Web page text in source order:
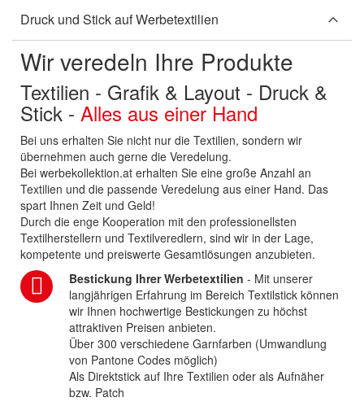
Druck und Stick auf Werbetextilien
Wir veredeln Ihre Produkte
Textilien - Grafik & Layout - Druck &
Stick - Alles aus einer Hand
Bei uns erhalten Sie nicht nur die Textilien, sondern wir
übernehmen auch gerne die Veredelung.
Bei werbekollektion.at erhalten Sie eine große Anzahl an
Textilien und die passende Veredelung aus einer Hand. Das
spart Ihnen Zeit und Geld!
Durch die enge Kooperation mit den professionellsten
Textilherstellern und Textilveredlern, sind wir in der Lage,
kompetente und preiswerte Gesamtlösungen anzubieten.
Bestickung Ihrer Werbetextilien - Mit unserer
langjährigen Erfahrung im Bereich Textilstick können
wir Ihnen hochwertige Bestickungen zu höchst
attraktiven Preisen anbieten.
Über 300 verschiedene Garnfarben (Umwandlung
von Pantone Codes möglich)
Als Direktstick auf Ihre Textilien oder als Aufnäher
bzw. Patch